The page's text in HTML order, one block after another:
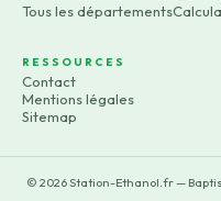
Tous les départements
RESSOURCES
Contact
Mentions légales
Sitemap
© 2026Station-Ethanol.fr —